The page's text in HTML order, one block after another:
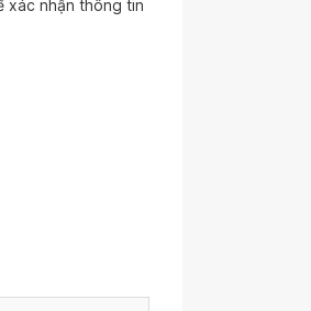
xác nhận thông tin